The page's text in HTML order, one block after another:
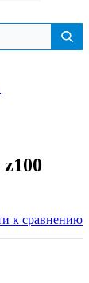
к сравнению